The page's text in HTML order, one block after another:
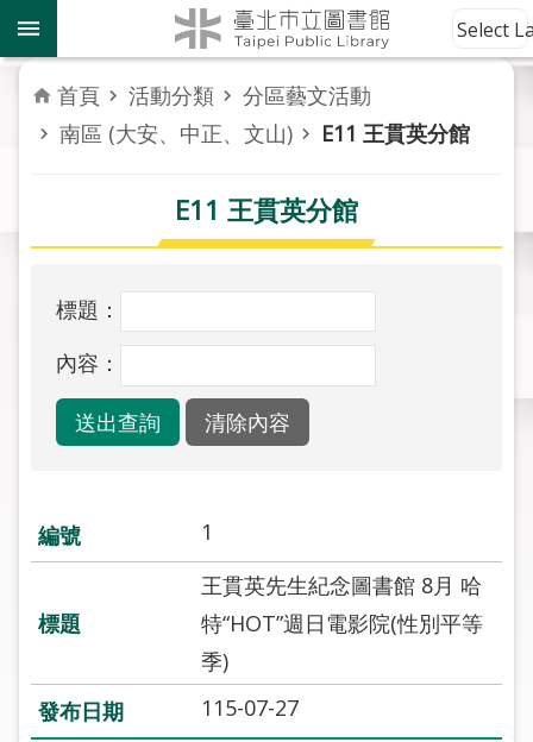
跳到主要內容區塊
到
館
資
訊
務
活
報
導
圖
線
上
請
Select
首頁 活動分類
分區藝文活動
南區 (大安、中正、文山)
E11 王貫英分館
E11 王貫英分館
標題：
內容：
1
王貫英先生紀念圖書館 8月 哈
特“HOT”週日電影院(性別平等
季)
115-07-27